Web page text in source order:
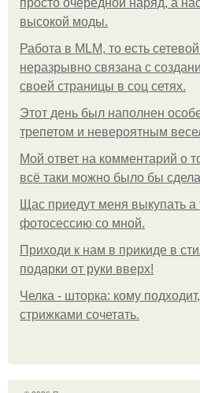
просто очередной наряд, а
высокой моды.
Работа в MLM, то есть
неразрывно связана с
своей страницы в соц сетях.
Этот день был наполнен
трепетом и невероятным
Мой ответ на комментарий о
всё таки можно было бы
Щас приедут меня выкупать а
фотосессию со мной.
Приходи к нам в прикиде в
подарки от руки вверх!
Челка - шторка: кому
стрижками сочетать.